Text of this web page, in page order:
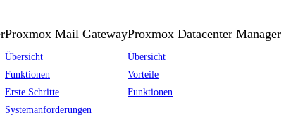
Proxmox Mail Gateway
Übersicht
Funktionen
Erste Schritte
Systemanforderungen
Proxmox Datacenter Manager
Übersicht
Vorteile
Funktionen